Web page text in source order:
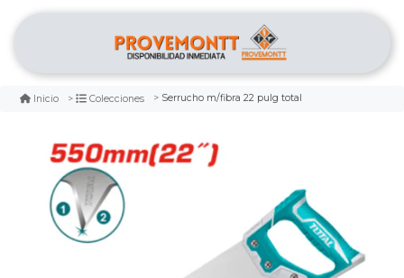
Inicio Colecciones Serrucho m/fibra 22 pulg total